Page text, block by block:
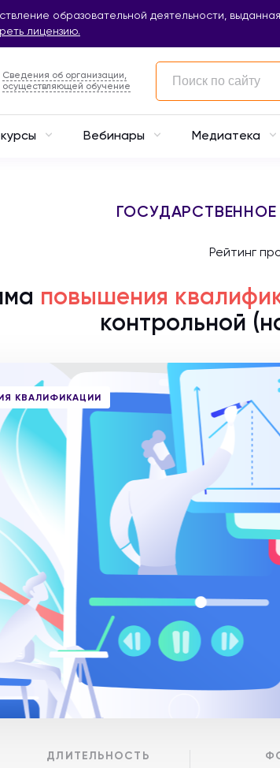
образовательной деятельности,
лицензию.
Сведения об организации,
осуществляющей обучение
Вебинары Медиатека
Рейтинг
повышения
контрольной
КВАЛИФИКАЦИИ
ДЛИТЕЛЬНОСТЬ